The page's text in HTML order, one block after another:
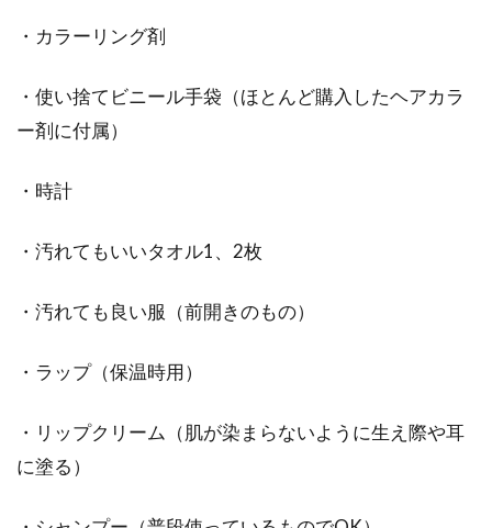
・カラーリング剤
・使い捨てビニール手袋（ほとんど購入したヘアカラ
ー剤に付属）
・時計
・汚れてもいいタオル1、2枚
・汚れても良い服（前開きのもの）
・ラップ（保温時用）
・リップクリーム（肌が染まらないように生え際や耳
に塗る）